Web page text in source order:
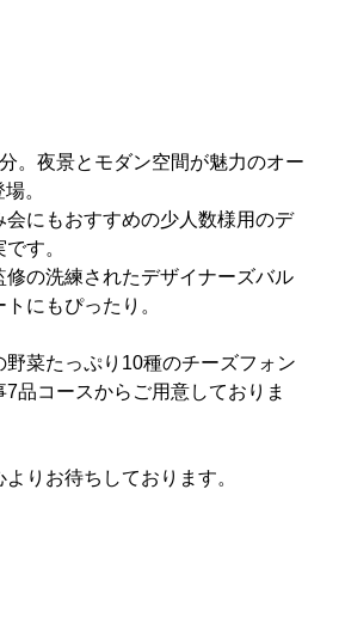
。夜景とモダン空間が魅力のオー
。
会にもおすすめの少人数様用のデ
す。
修の洗練されたデザイナーズバル
にもぴったり。
菜たっぷり10種のチーズフォン
品コースからご用意しておりま
りお待ちしております。